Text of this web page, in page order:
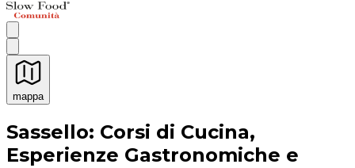
mappa
Esperienze culinarie indimenticabili: Esperienze
Sassello: Corsi di Cucina,
Esperienze Gastronomiche e